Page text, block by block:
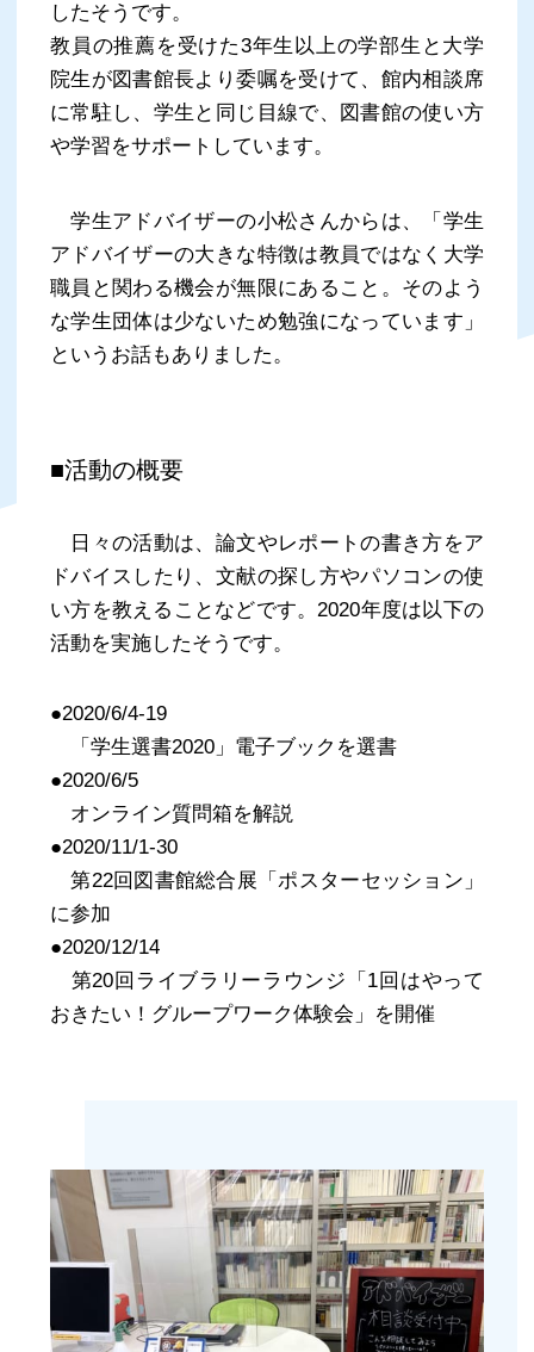
したそうです。
教員の推薦を受けた3年生以上の学部生と大学
院生が図書館長より委嘱を受けて、館内相談席
に常駐し、学生と同じ目線で、図書館の使い方
や学習をサポートしています。
学生アドバイザーの小松さんからは、「学生
アドバイザーの大きな特徴は教員ではなく大学
職員と関わる機会が無限にあること。そのよう
な学生団体は少ないため勉強になっています」
というお話もありました。
■活動の概要
日々の活動は、論文やレポートの書き方をア
ドバイスしたり、文献の探し方やパソコンの使
い方を教えることなどです。2020年度は以下の
活動を実施したそうです。
●2020/6/4-19
「学生選書2020」電子ブックを選書
●2020/6/5
オンライン質問箱を解説
●2020/11/1-30
第22回図書館総合展「ポスターセッション」
に参加
●2020/12/14
第20回ライブラリーラウンジ「1回はやって
おきたい！グループワーク体験会」を開催